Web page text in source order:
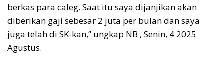
berkas para caleg. Saat itu saya dijanjikan akan
diberikan gaji sebesar 2 juta per bulan dan saya
juga telah di SK-kan,” ungkap NB , Senin, 4 2025
Agustus.